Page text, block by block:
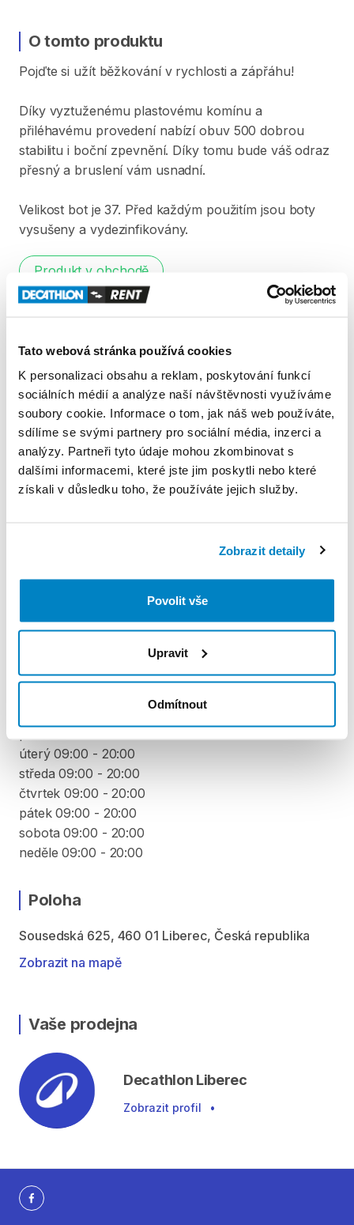
Tato webová stránka používá cookies
K personalizaci obsahu a reklam, poskytování funkcí
sociálních médií a analýze naší návštěvnosti využíváme
soubory cookie. Informace o tom, jak náš web používáte,
sdílíme se svými partnery pro sociální média, inzerci a
analýzy. Partneři tyto údaje mohou zkombinovat s
dalšími informacemi, které jste jim poskytli nebo které
získali v důsledku toho, že používáte jejich služby.
Zobrazit detaily
Povolit vše
Upravit
Odmítnout
O tomto produktu
Pojďte si užít běžkování v rychlosti a zápřáhu!
Díky vyztuženému plastovému komínu a
přiléhavému provedení nabízí obuv 500 dobrou
stabilitu i boční zpevnění. Díky tomu bude váš odraz
přesný a bruslení vám usnadní.
Velikost bot je 37. Před každým použitím jsou boty
vysušeny a vydezinfikovány.
Produkt v obchodě
ZÁLOHA A SLEVA Z PŮJČKY
Pro vypůjčení produktu není vyžadována vratná či
odečtena za každý den výpůjčky počínaje 4. dnem
den výpůjčky zaplatíte 90 % z denní sazby, 5. den 81
% a stejným způsobem až do minima 40 % z ceny
VYZVEDNUTÍ A VRÁCENÍ VYBAVENÍ
úterý 09:00 - 20:00
středa 09:00 - 20:00
čtvrtek 09:00 - 20:00
pátek 09:00 - 20:00
sobota 09:00 - 20:00
neděle 09:00 - 20:00
Poloha
Sousedská 625, 460 01 Liberec, Česká republika
Zobrazit na mapě
Vaše prodejna
Decathlon Liberec
Zobrazit profil •